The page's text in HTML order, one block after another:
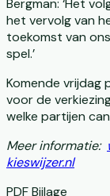
Bergman: ‘Het
het vervolg van
toekomst van
spel.’
Komende vrijdag
voor de
welke partijen
Meer informatie:
kieswijzer.nl
PDF Bijlage